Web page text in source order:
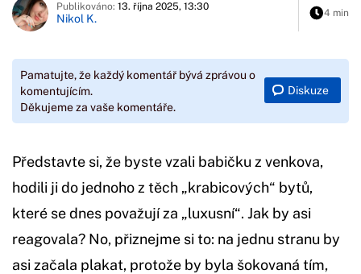
Publikováno: 13. října 2025, 13:30
Nikol K. 4 min
Pamatujte, že každý komentář bývá zprávou o
komentujícím.
Děkujeme za vaše komentáře.
Diskuze
Představte si, že byste vzali babičku z venkova,
hodili ji do jednoho z těch „krabicových“ bytů,
které se dnes považují za „luxusní“. Jak by asi
reagovala? No, přiznejme si to: na jednu stranu by
asi začala plakat, protože by byla šokovaná tím,